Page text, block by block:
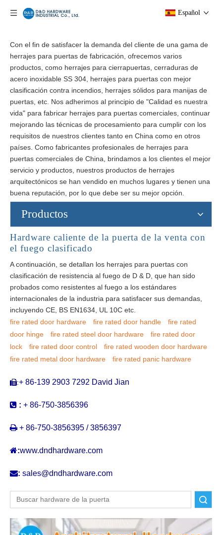
Español
Con el fin de satisfacer la demanda del cliente de una gama de
herrajes para puertas de fabricación, ofrecemos varios
productos, como herrajes para cierrapuertas, cerraduras de
acero inoxidable SS 304, herrajes para puertas con mejor
clasificación contra incendios, herrajes sólidos para manijas de
puertas, etc. Nos adherimos al principio de "Calidad es nuestra
vida" para fabricar herrajes para puertas comerciales, continuar
mejorando las técnicas de procesamiento para cumplir con los
requisitos de nuestros clientes tanto en China como en otros
países. Como fabricantes profesionales de herrajes para
puertas comerciales de China, brindamos a los clientes el mejor
servicio y productos, nuestros productos de herrajes
arquitectónicos se han vendido en muchos lugares y tienen una
buena reputación, por lo que debe ser su mejor opción.
Productos
Hardware caliente de la puerta de la venta con
el fuego clasificado
A continuación, se detallan los herrajes para puertas con
clasificación de resistencia al fuego de D & D, que han sido
probados como resistentes al fuego a los estándares
internacionales de la industria para satisfacer sus demandas,
incluyendo CE, BS EN1634, UL 10C etc.
fire rated door hardware
fire rated door handle
fire rated
door hinge
fire rated steel door hardware
fire rated door
lock
fire rated door control
fire rated wooden door hardware
fire rated metal door hardware
fire rated panic hardware
:+ 86-139 2903 7292 David Jian
 : + 86-750-3856396
 + 86-750-3856395 / 3856397
:www.dndhardware.com
: sales@dndhardware.com